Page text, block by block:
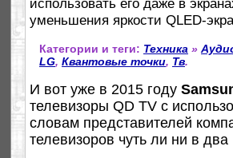
уменьшения яркости QLED-
Категории и теги: Техника »
LG, Квантовые точки, Тв.
И вот уже в 2015 году
телевизоры QD TV с
словам представителей
телевизоров чуть ли ни в